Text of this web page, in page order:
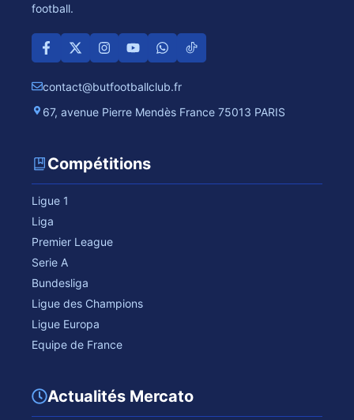
football.
contact@butfootballclub.fr
67, avenue Pierre Mendès France 75013 PARIS
Compétitions
Ligue 1
Liga
Premier League
Serie A
Bundesliga
Ligue des Champions
Ligue Europa
Equipe de France
Actualités Mercato